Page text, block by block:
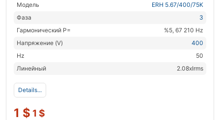
Модель
ERH 5.67/400/75K
Фаза
3
Гармонический P=
%5, 67 210 Hz
Напряжение (V)
400
Hz
50
Линейный
2.08xIrms
Details...
1 $ 1 $